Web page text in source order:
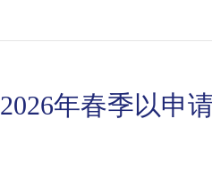
2026年春季以申